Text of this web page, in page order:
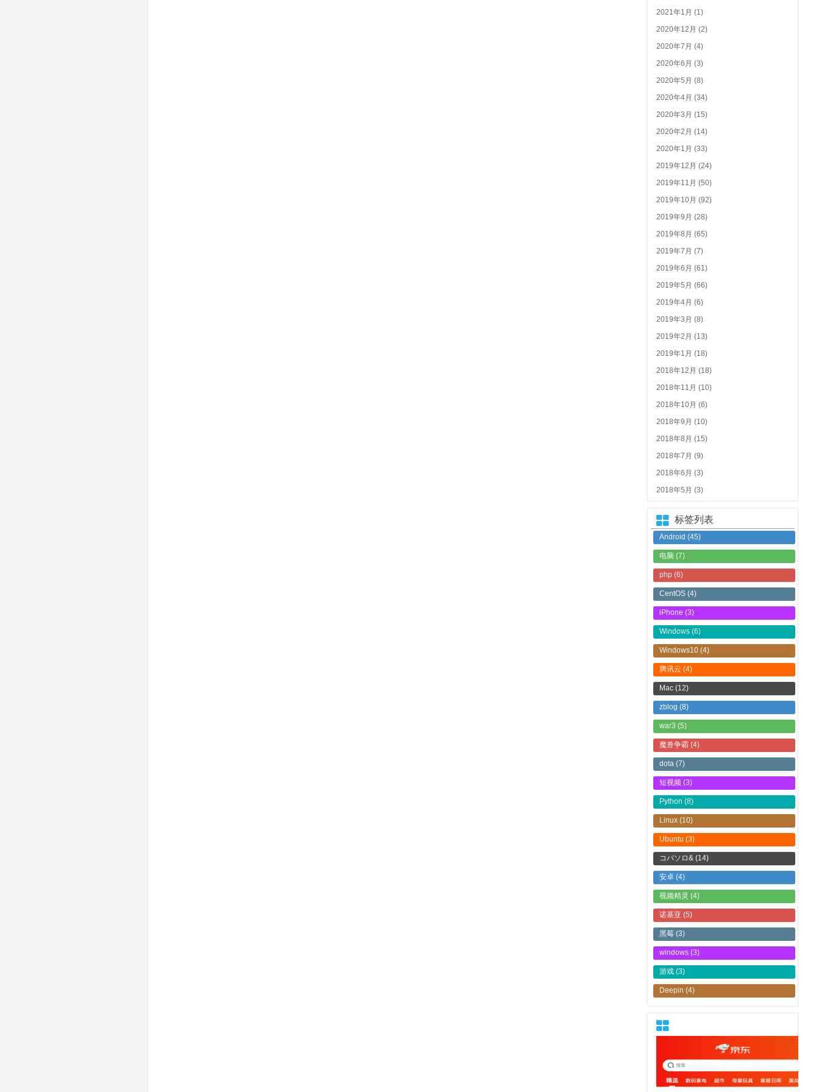
2021年1月 (1)
2020年12月 (2)
2020年7月 (4)
2020年6月 (3)
2020年5月 (8)
2020年4月 (34)
2020年3月 (15)
2020年2月 (14)
2020年1月 (33)
2019年12月 (24)
2019年11月 (50)
2019年10月 (92)
2019年9月 (28)
2019年8月 (65)
2019年7月 (7)
2019年6月 (61)
2019年5月 (66)
2019年4月 (6)
2019年3月 (8)
2019年2月 (13)
2019年1月 (18)
2018年12月 (18)
2018年11月 (10)
2018年10月 (6)
2018年9月 (10)
2018年8月 (15)
2018年7月 (9)
2018年6月 (3)
2018年5月 (3)
标签列表
Android (45)
电脑 (7)
php(6)
CentOS(4)
iPhone (3)
Windows(6)
Windows10(4)
腾讯云(4)
Mac(12)
zblog (8)
war3 (5)
魔兽争霸(4)
dota(7)
短视频(3)
Python (8)
Linux(10)
Ubuntu (3)
コバソロ&(14)
安卓(4)
视频精灵 (4)
诺基亚 (5)
黑莓(3)
windows(3)
游戏(3)
Deepin (4)